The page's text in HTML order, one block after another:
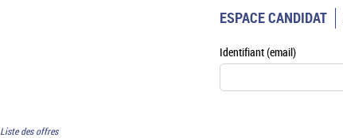
ESPACE CANDIDAT
Identifiant (email)
Liste des offres